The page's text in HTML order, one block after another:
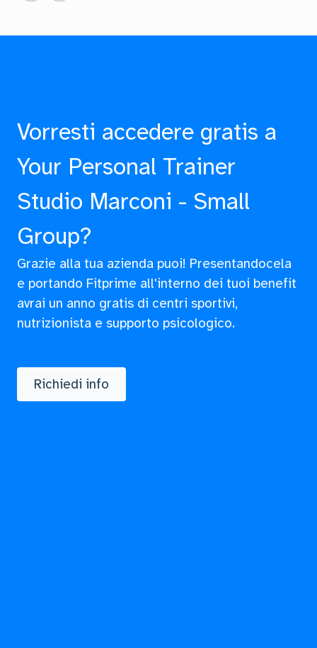
Vorresti accedere gratis a
Your Personal Trainer
Studio Marconi - Small
Group?
Grazie alla tua azienda puoi! Presentandocela
e portando Fitprime all'interno dei tuoi benefit
avrai un anno gratis di centri sportivi,
nutrizionista e supporto psicologico.
Richiedi info